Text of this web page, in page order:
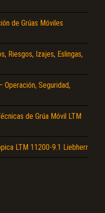
de Grúas Móviles
Riesgos, Izajes, Eslingas,
Operación, Seguridad,
de Grúa Móvil LTM
LTM 11200-9.1 Liebherr
según el contenido.
son erróneos.
el contenido.